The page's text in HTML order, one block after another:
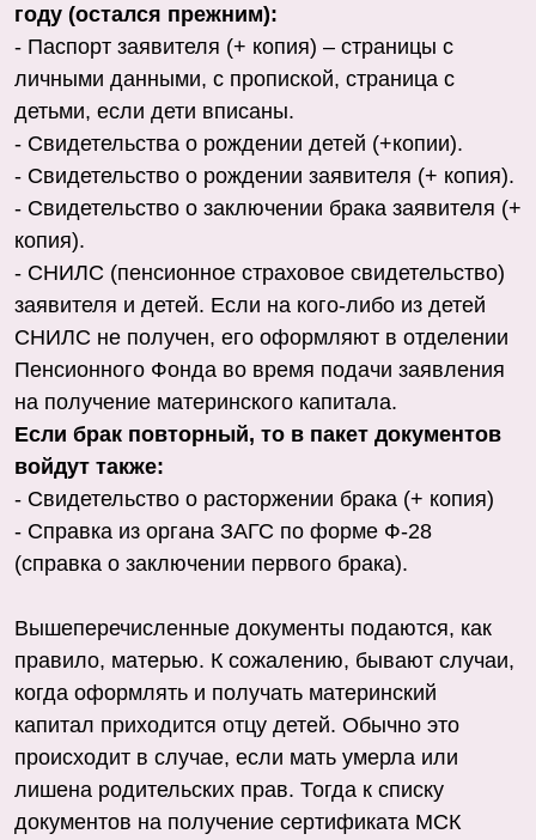
году (остался прежним):
- Паспорт заявителя (+ копия) – страницы с
личными данными, с пропиской, страница с
детьми, если дети вписаны.
- Свидетельства о рождении детей (+копии).
- Свидетельство о рождении заявителя (+ копия).
- Свидетельство о заключении брака заявителя (+
копия).
- СНИЛС (пенсионное страховое свидетельство)
заявителя и детей. Если на кого-либо из детей
СНИЛС не получен, его оформляют в отделении
Пенсионного Фонда во время подачи заявления
на получение материнского капитала.
Если брак повторный, то в пакет документов
войдут также:
- Свидетельство о расторжении брака (+ копия)
- Справка из органа ЗАГС по форме Ф-28
(справка о заключении первого брака).
Вышеперечисленные документы подаются, как
правило, матерью. К сожалению, бывают случаи,
когда оформлять и получать материнский
капитал приходится отцу детей. Обычно это
происходит в случае, если мать умерла или
лишена родительских прав. Тогда к списку
документов на получение сертификата МСК